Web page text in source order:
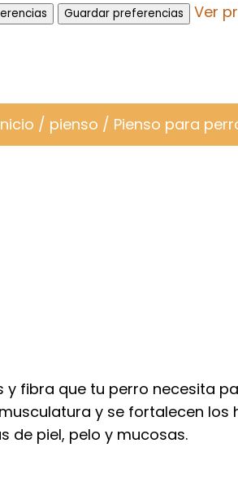
Guardar preferencias
Ver
/ pienso / Pienso para
fibra que tu perro necesita
y se fortalecen
de piel, pelo y mucosas.